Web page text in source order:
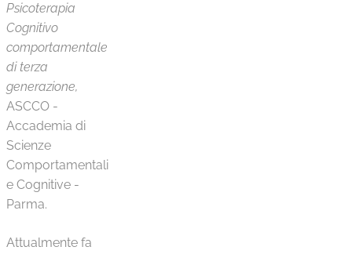
Psicoterapia
Cognitivo
comportamentale
di terza
generazione,
ASCCO -
Accademia di
Scienze
Comportamentali
e Cognitive -
Parma.
Attualmente fa